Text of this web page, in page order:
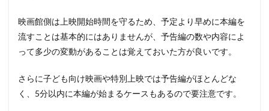
映画館側は上映開始時間を守るため、予定より早めに本編を
流すことは基本的にはありませんが、予告編の数や内容によ
って多少の変動があることは覚えておいた方が良いです。
さらに子ども向け映画や特別上映では予告編がほとんどな
く、5分以内に本編が始まるケースもあるので要注意です。